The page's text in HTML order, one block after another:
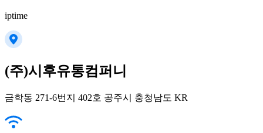
iptime
(주)시후유통컴퍼니
금학동 271-6번지 402호 공주시 충청남도 KR